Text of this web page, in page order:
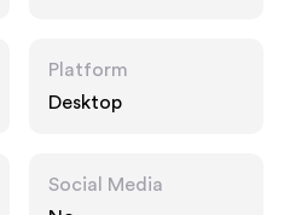
Platform
Desktop
Social Media